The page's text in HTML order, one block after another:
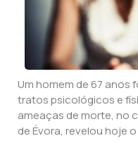
Um homem de 67 anos
tratos psicológicos e
ameaças de morte, no
de Évora, revelou hoje